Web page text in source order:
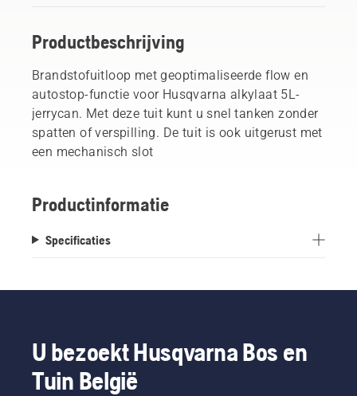
Productbeschrijving
Brandstofuitloop met geoptimaliseerde flow en
autostop-functie voor Husqvarna alkylaat 5L-
jerrycan. Met deze tuit kunt u snel tanken zonder
spatten of verspilling. De tuit is ook uitgerust met
een mechanisch slot
Productinformatie
Specificaties
U bezoekt Husqvarna Bos en
Tuin België